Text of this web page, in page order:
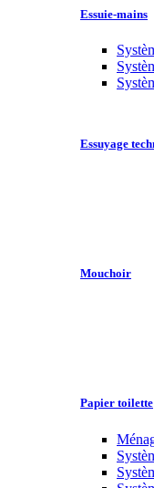
Essuie-mains
Essuyage
Mouchoir
Papier toilette